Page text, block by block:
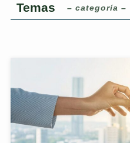
Temas – categoría –